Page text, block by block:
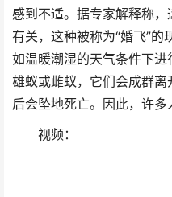
感到不适。据专家解释称
有关，这种被称为“婚飞”
如温暖潮湿的天气条件下
雄蚁或雌蚁，它们会成群
后会坠地死亡。因此，许多
视频：